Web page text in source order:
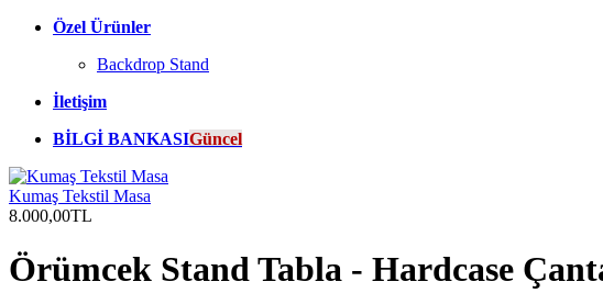
Özel Ürünler
Backdrop Stand
İletişim
BİLGİ BANKASIGüncel
Kumaş Tekstil Masa
8.000,00TL
Örümcek Stand Tabla - Hardcase